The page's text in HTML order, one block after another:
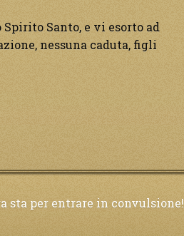
Santo, e vi esorto ad
nessuna caduta, figli
sta per entrare in convulsione!